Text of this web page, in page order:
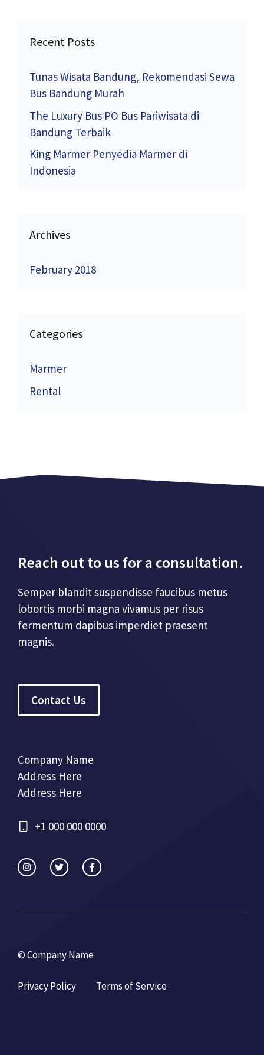
Recent Posts
Tunas Wisata Bandung, Rekomendasi Sewa
Bus Bandung Murah
The Luxury Bus PO Bus Pariwisata di
Bandung Terbaik
King Marmer Penyedia Marmer di
Indonesia
Archives
February 2018
Categories
Marmer
Rental
Reach out to us for a consultation.
Semper blandit suspendisse faucibus metus
lobortis morbi magna vivamus per risus
fermentum dapibus imperdiet praesent
magnis.
Contact Us
Company Name
Address Here
Address Here
+1 000 000 0000
© Company Name
Privacy Policy Terms of Service